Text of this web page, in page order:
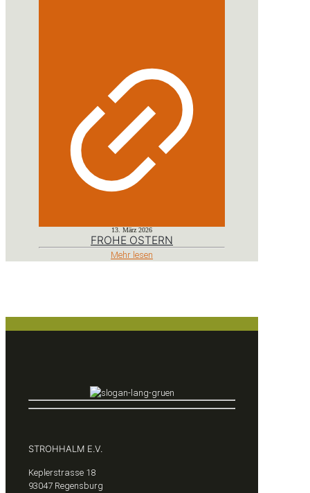
13. März 2026
FROHE OSTERN
Mehr lesen
STROHHALM E.V.
Keplerstrasse 18
93047 Regensburg